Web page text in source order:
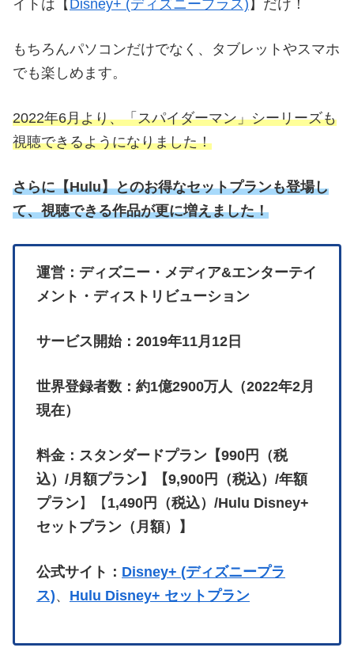
イトは【 Disney+ (ディズニープラス) 】だけ！
もちろんパソコンだけでなく、タブレットやスマホ
でも楽しめます。
2022年6月より、「スパイダーマン」シーリーズも
視聴できるようになりました！
さらに【Hulu】とのお得なセットプランも登場し
て、視聴できる作品が更に増えました！
運営：ディズニー・メディア&エンターテイ
メント・ディストリビューション
サービス開始：2019年11月12日
世界登録者数：約1億2900万人（2022年2月
現在）
料金：スタンダードプラン【990円（税
込）/月額プラン】【9,900円（税込）/年額
プラン】【 1,490円（税込）/Hulu Disney+
セットプラン（月額）】
公式サイト： Disney+ (ディズニープラ
ス)、 Hulu Disney+ セットプラン